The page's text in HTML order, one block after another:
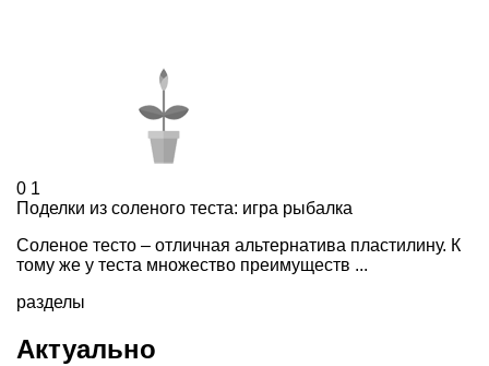
0 1
Поделки из соленого теста: игра рыбалка
Соленое тесто – отличная альтернатива пластилину. К
тому же у теста множество преимуществ ...
разделы
Актуально